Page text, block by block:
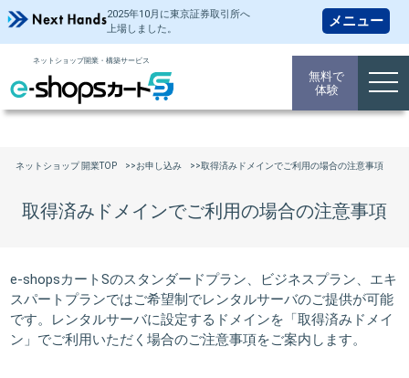
2025年10月に東京証券取引所へ
上場しました。
ネットショップ開業・構築サービス
無料で
体験
ネットショップ 開業TOP お申し込み 取得済みドメインでご利用の場合の注意事項
取得済みドメインでご利用の場合の注意事項
e-shopsカートSのスタンダードプラン、ビジネスプラン、エキ
スパートプランではご希望制でレンタルサーバのご提供が可能
です。レンタルサーバに設定するドメインを「取得済みドメイ
ン」でご利用いただく場合のご注意事項をご案内します。